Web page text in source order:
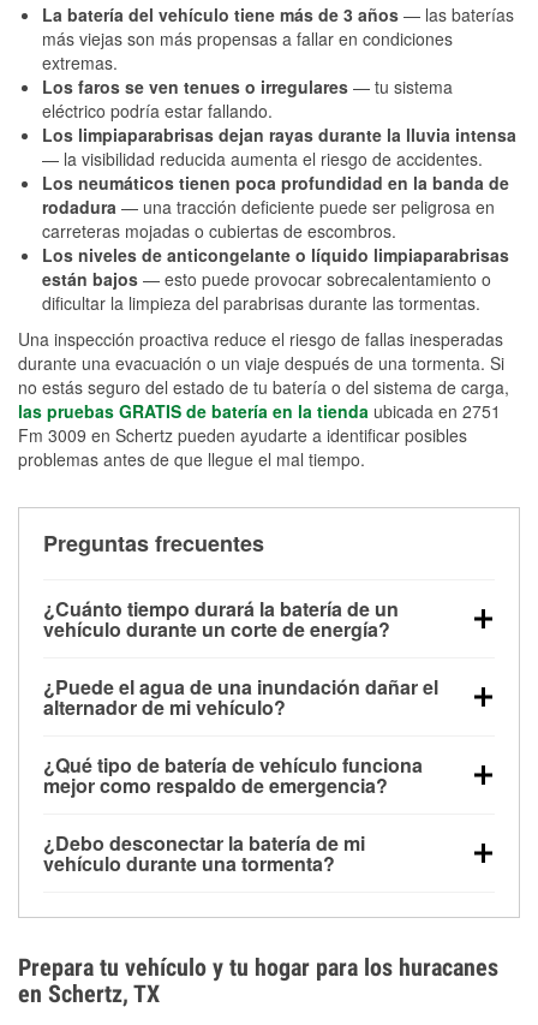
La batería del vehículo tiene más de 3 años — las baterías
más viejas son más propensas a fallar en condiciones
extremas.
Los faros se ven tenues o irregulares — tu sistema
eléctrico podría estar fallando.
Los limpiaparabrisas dejan rayas durante la lluvia intensa
— la visibilidad reducida aumenta el riesgo de accidentes.
Los neumáticos tienen poca profundidad en la banda de
rodadura — una tracción deficiente puede ser peligrosa en
carreteras mojadas o cubiertas de escombros.
Los niveles de anticongelante o líquido limpiaparabrisas
están bajos — esto puede provocar sobrecalentamiento o
dificultar la limpieza del parabrisas durante las tormentas.
Una inspección proactiva reduce el riesgo de fallas inesperadas
durante una evacuación o un viaje después de una tormenta. Si
no estás seguro del estado de tu batería o del sistema de carga,
las pruebas GRATIS de batería en la tienda ubicada en 2751
Fm 3009 en Schertz pueden ayudarte a identificar posibles
problemas antes de que llegue el mal tiempo.
Preguntas frecuentes
¿Cuánto tiempo durará la batería de un
vehículo durante un corte de energía?
alimentar pequeños accesorios durante un tiempo
limitado, pero el uso repetido sin conducir el vehículo
contar con un equipo de carga de respaldo para
cortes prolongados.
¿Puede el agua de una inundación dañar el
alternador de mi vehículo?
parte baja del compartimento del motor y pueden
dañarse si se sumergen, lo que puede provocar una
días después de la exposición.
¿Qué tipo de batería de vehículo funciona
mejor como respaldo de emergencia?
para aplicaciones de ciclo profundo porque son
selladas, resistentes a las vibraciones y más
¿Debo desconectar la batería de mi
vehículo durante una tormenta?
los daños por inundación. Evitar el agua estancada y
preparar opciones de carga de respaldo son
medidas de protección más efectivas.
Prepara tu vehículo y tu hogar para los huracanes
en Schertz, TX